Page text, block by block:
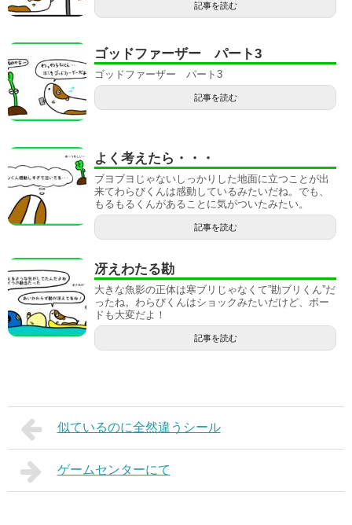
記事を読む
ゴッドファーザー パート3
ゴッドファーザー パート3
記事を読む
よく考えたら・・・
ブヨブヨじゃないしっかりした地面に立つことが出
来てわらびくんは感動しているみたいだね。でも、
もるもるくんがあることに気がついたみたい。
記事を読む
冴えわたる勘
大きな魚影の正体は寒ブリじゃなくて”勘ブリくん”だ
ったね。わらびくんはショックみたいだけど、ボー
ドも大変だよ！
記事を読む
似ているのに全然違うシール
ゲームセンターにて